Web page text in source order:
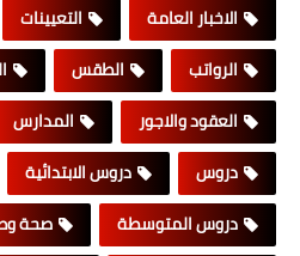
الاخبار العامة
التعيينات
الرواتب
الطقس
العقود والاجور
المدارس
دروس
دروس الابتدائية
دروس المتوسطة
صحة